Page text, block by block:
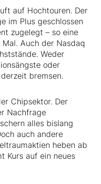
auf Hochtouren. Der
im Plus geschlossen
zugelegt – so eine
Auch der Nasdaq
Weder
oder
bremsen.
Chipsektor. Der
Nachfrage
alles bislang
auch andere
heben ab
Kurs auf ein neues